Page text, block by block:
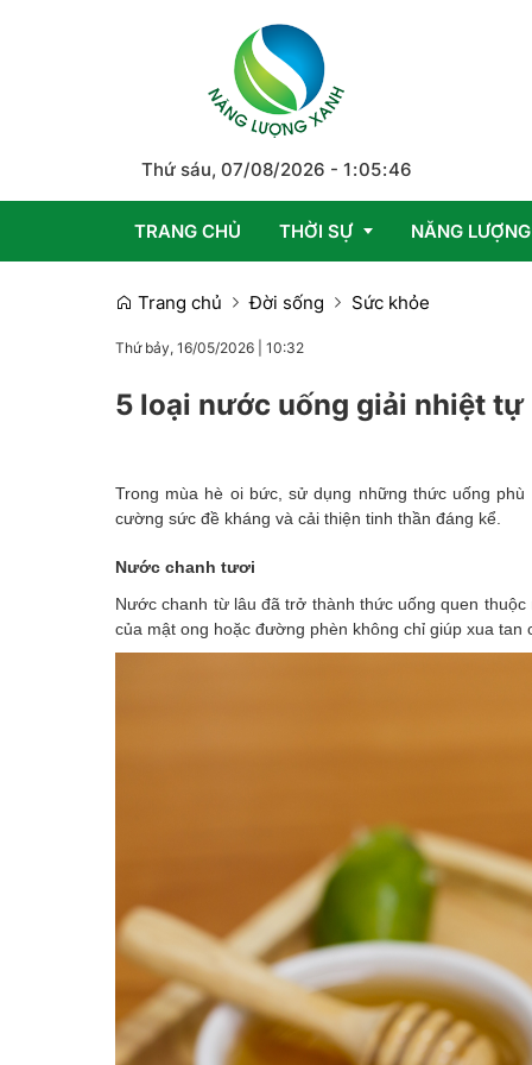
Thứ sáu, 07/08/2026 -1:05:48
TRANG CHỦ THỜI SỰ
Trong nước
Quốc tế
NĂNG
Trang chủ Đời sống Sức khỏe
Thứ bảy, 16/05/2026 10:32
5 loại nước uống giải nhiệt tự
Trong mùa hè oi bức, sử dụng những thức uống
cường sức đề kháng và cải thiện tinh thần đáng kể.
Nước chanh tươi
Nước chanh từ lâu đã trở thành thức uống quen
của mật ong hoặc đường phèn không chỉ giúp xua